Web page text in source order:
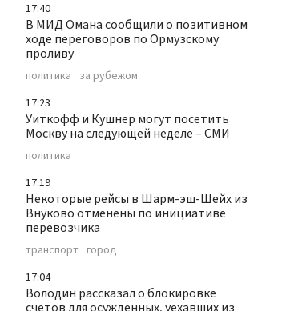
17:40
В МИД Омана сообщили о позитивном
ходе переговоров по Ормузскому
проливу
политика за рубежом
17:23
Уиткофф и Кушнер могут посетить
Москву на следующей неделе – СМИ
политика
17:19
Некоторые рейсы в Шарм-эш-Шейх из
Внуково отменены по инициативе
перевозчика
транспорт город
17:04
Володин рассказал о блокировке